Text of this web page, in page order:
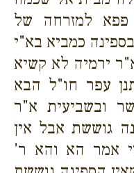
פפא למזרחה של
כמביא בא"י
ירמיה לא קשיא
עפר חו"ל הבא
ובשביעית א"ר
גוששת אבל אין
אמר הא והא ר'